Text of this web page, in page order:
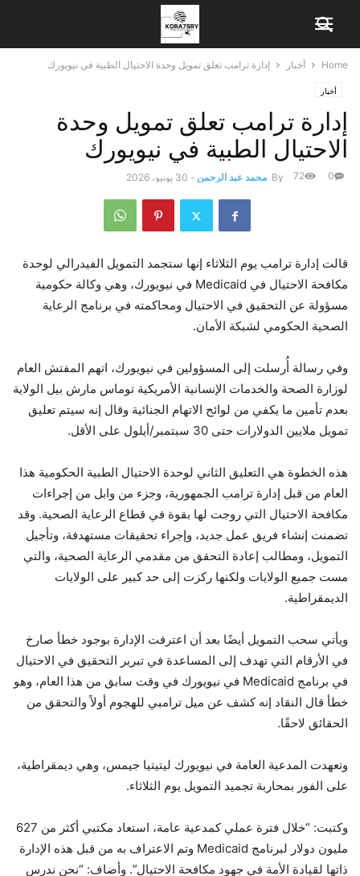
Home أخبار إدارة ترامب تعلق تمويل وحدة الاحتيال الطبية في نيويورك
أخبار
إدارة ترامب تعلق تمويل وحدة
الاحتيال الطبية في نيويورك
By محمد عبد الرحمن - 30 يونيو، 2026 0
72
قالت إدارة ترامب يوم الثلاثاء إنها ستجمد التمويل الفيدرالي لوحدة
مكافحة الاحتيال في Medicaid في نيويورك، وهي وكالة حكومية
مسؤولة عن التحقيق في الاحتيال ومحاكمته في برنامج الرعاية
الصحية الحكومي لشبكة الأمان.
وفي رسالة أُرسلت إلى المسؤولين في نيويورك، اتهم المفتش العام
لوزارة الصحة والخدمات الإنسانية الأمريكية توماس مارش بيل الولاية
بعدم تأمين ما يكفي من لوائح الاتهام الجنائية وقال إنه سيتم تعليق
تمويل ملايين الدولارات حتى 30 سبتمبر/أيلول على الأقل.
هذه الخطوة هي التعليق الثاني لوحدة الاحتيال الطبية الحكومية هذا
العام من قبل إدارة ترامب الجمهورية، وجزء من وابل من إجراءات
مكافحة الاحتيال التي روجت لها بقوة في قطاع الرعاية الصحية. وقد
تضمنت إنشاء فريق عمل جديد، وإجراء تحقيقات مستهدفة، وتأجيل
التمويل، ومطالب إعادة التحقق من مقدمي الرعاية الصحية، والتي
مست جميع الولايات ولكنها ركزت إلى حد كبير على الولايات
الديمقراطية.
ويأتي سحب التمويل أيضًا بعد أن اعترفت الإدارة بوجود خطأ صارخ
في الأرقام التي تهدف إلى المساعدة في تبرير التحقيق في الاحتيال
في برنامج Medicaid في نيويورك في وقت سابق من هذا العام، وهو
خطأ قال النقاد إنه كشف عن ميل ترامبي للهجوم أولاً والتحقق من
الحقائق لاحقًا.
وتعهدت المدعية العامة في نيويورك ليتيتيا جيمس، وهي ديمقراطية،
على الفور بمحاربة تجميد التمويل يوم الثلاثاء.
وكتبت: “خلال فترة عملي كمدعية عامة، استعاد مكتبي أكثر من 627
مليون دولار لبرنامج Medicaid وتم الاعتراف به من قبل هذه الإدارة
ذاتها لقيادة الأمة في جهود مكافحة الاحتيال”. وأضاف: “نحن ندرس